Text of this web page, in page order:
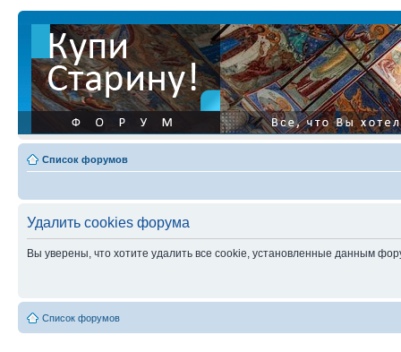
Список форумов
Удалить cookies форума
Вы уверены, что хотите удалить все cookie, установленные данным
Список форумов